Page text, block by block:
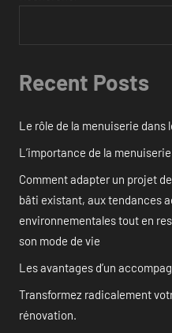
Recent Posts
Le rôle de la menuiserie dans
L’importance de la
Comment adapter un projet
bâti existant, aux tendances
environnementales tout en
son mode de vie
Les avantages d’un
Transformez radicalement
rénovation.